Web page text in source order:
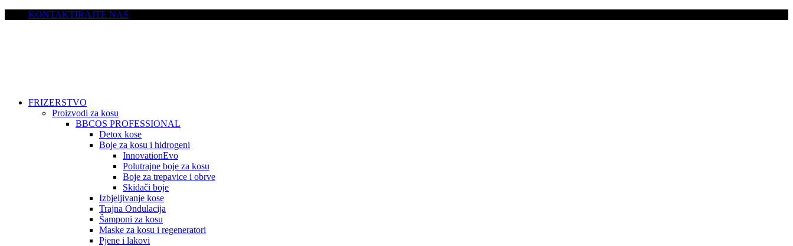
KONTAKTIRAJTE NAS
FRIZERSTVO
Proizvodi za kosu
BBCOS PROFESSIONAL
Detox kose
Boje za kosu i hidrogeni
InnovationEvo
Polutrajne boje za kosu
Boje za trepavice i obrve
Skidači boje
Izbjeljivanje kose
Trajna Ondulacija
Šamponi za kosu
Maske za kosu i regeneratori
Pjene i lakovi